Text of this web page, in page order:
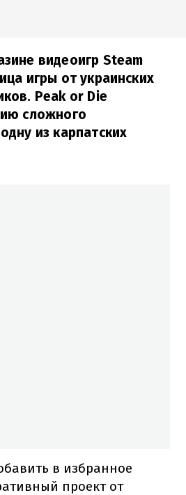
видеоигр Steam
игры от украинских
Peak or Die
сложного
из карпатских
в избранное
проект от